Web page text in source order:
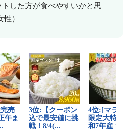
した方が食べやすいかと思
）